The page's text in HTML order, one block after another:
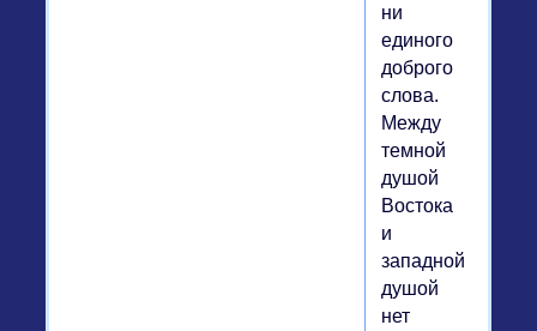
ни
единого
доброго
слова.
Между
темной
душой
Востока
и
западной
душой
нет